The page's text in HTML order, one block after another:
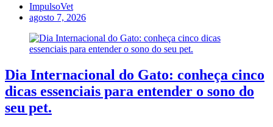
ImpulsoVet
agosto 7, 2026
Dia Internacional do Gato: conheça cinco
dicas essenciais para entender o sono do
seu pet.